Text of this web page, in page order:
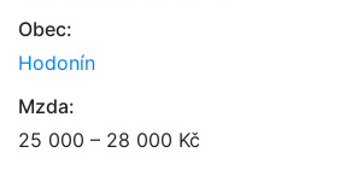
Obec:
Hodonín
Mzda:
25 000 – 28 000 Kč